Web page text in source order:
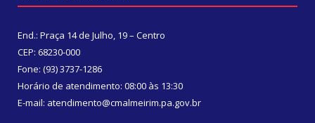
End.: Praça 14 de Julho, 19 – Centro
CEP: 68230-000
Fone: (93) 3737-1286
Horário de atendimento: 08:00 às 13:30
E-mail: atendimento@cmalmeirim.pa.gov.br